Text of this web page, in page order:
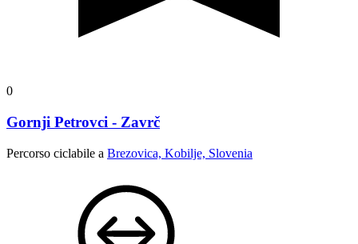
0
Gornji Petrovci - Zavrč
Percorso ciclabile a Brezovica, Kobilje, Slovenia